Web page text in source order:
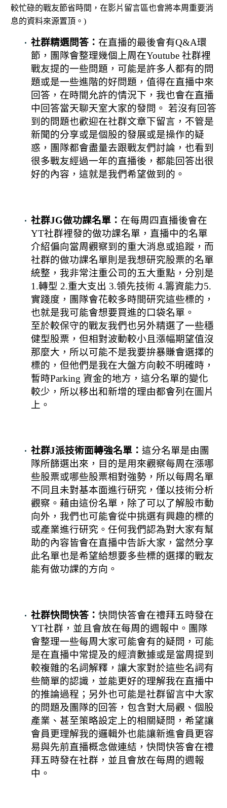
較忙碌的戰友節省時間，在影片留言區也會將本周重要消
息的資料來源置頂。)
社群精選問答： 在直播的最後會有Q&A環
節，團隊會整理幾個上周在Youtube 社群裡
戰友提的一些問題，可能是許多人都有的問
題或是一些進階的好問題，值得在直播中來
回答，在時間允許的情況下，我也會在直播
中回答當天聊天室大家的發問。 若沒有回答
到的問題也歡迎在社群文章下留言，不管是
新聞的分享或是個股的發展或是操作的疑
惑，團隊都會盡量去跟戰友們討論，也看到
很多戰友經過一年的直播後，都能回答出很
好的內容，這就是我們希望做到的。
社群JG做功課名單： 在每周四直播後會在
YT社群裡發的做功課名單，直播中的名單
介紹偏向當周觀察到的重大消息或追蹤，而
社群的做功課名單則是我想研究股票的名單
統整，我非常注重公司的五大重點，分別是
1.轉型 2.重大支出 3.領先技術 4.籌資能力5.
實踐度，團隊會花較多時間研究這些標的，
也就是我可能會想要買進的口袋名單。
至於較保守的戰友我們也另外精選了一些穩
健型股票，但相對波動較小且漲幅期望值沒
那麼大，所以可能不是我要拚暴賺會選擇的
標的，但他們是我在大盤方向較不明確時，
暫時Parking 資金的地方，這分名單的變化
較少，所以移出和新增的理由都會列在圖片
上。
社群J派技術面轉強名單： 這分名單是由團
隊所篩選出來，目的是用來觀察每周在漲哪
些股票或哪些股票相對強勢，所以每周名單
不同且未對基本面進行研究，僅以技術分析
觀察。藉由這份名單，除了可以了解股市動
向外，我們也可能會從中挑選有興趣的標的
或產業進行研究。任何我們認為對大家有幫
助的內容皆會在直播中告訴大家，當然分享
此名單也是希望給想要多些標的選擇的戰友
能有做功課的方向。
社群快問快答： 快問快答會在禮拜五時發在
YT社群，並且會放在每周的週報中。團隊
會整理一些每周大家可能會有的疑問，可能
是在直播中常提及的經濟數據或是當周提到
較複雜的名詞解釋，讓大家對於這些名詞有
些簡單的認識，並能更好的理解我在直播中
的推論過程；另外也可能是社群留言中大家
的問題及團隊的回答，包含對大局觀、個股
產業、甚至策略設定上的相關疑問，希望讓
會員更理解我的邏輯外也能讓新進會員更容
易與先前直播概念做連結，快問快答會在禮
拜五時發在社群，並且會放在每周的週報
中。